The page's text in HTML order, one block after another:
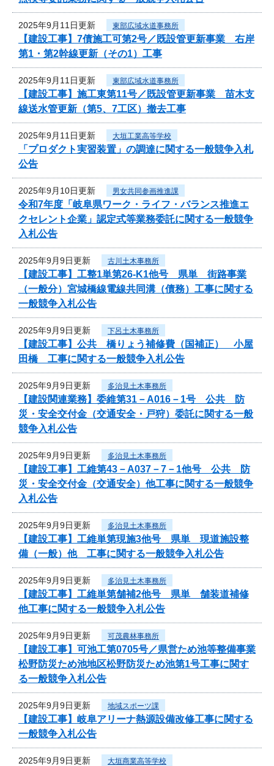
2025年9月11日更新 東部広域水道事務所
【建設工事】7債施工可第2号／既設管更新事業 右岸
第1・第2幹線更新（その1）工事
2025年9月11日更新 東部広域水道事務所
【建設工事】施工東第11号／既設管更新事業 苗木支
線送水管更新（第5、7工区）撤去工事
2025年9月11日更新 大垣工業高等学校
「プロダクト実習装置」の調達に関する一般競争入札
公告
2025年9月10日更新 男女共同参画推進課
令和7年度「岐阜県ワーク・ライフ・バランス推進エ
クセレント企業」認定式等業務委託に関する一般競争
入札公告
2025年9月9日更新 古川土木事務所
【建設工事】工整1単第26-K1他号 県単 街路事業
（一般分）宮城橋線電線共同溝（債務）工事に関する
一般競争入札公告
2025年9月9日更新 下呂土木事務所
【建設工事】公共 橋りょう補修費（国補正） 小屋
田橋 工事に関する一般競争入札公告
2025年9月9日更新 多治見土木事務所
【建設関連業務】委維第31－A016－1号 公共 防
災・安全交付金（交通安全・戸狩）委託に関する一般
競争入札公告
2025年9月9日更新 多治見土木事務所
【建設工事】工維第43－A037－7－1他号 公共 防
災・安全交付金（交通安全）他工事に関する一般競争
入札公告
2025年9月9日更新 多治見土木事務所
【建設工事】工維単第現施3他号 県単 現道施設整
備（一般）他 工事に関する一般競争入札公告
2025年9月9日更新 多治見土木事務所
【建設工事】工維単第舗補2他号 県単 舗装道補修
他工事に関する一般競争入札公告
2025年9月9日更新 可茂農林事務所
【建設工事】可池工第0705号／県営ため池等整備事業
松野防災ため池地区松野防災ため池第1号工事に関す
る一般競争入札公告
2025年9月9日更新 地域スポーツ課
【建設工事】岐阜アリーナ熱源設備改修工事に関する
一般競争入札公告
2025年9月9日更新 大垣商業高等学校